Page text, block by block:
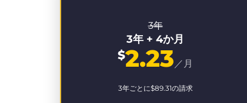
3年
3年 + 4か月
$2.23 ／月
3年ごとに$89.31の請求